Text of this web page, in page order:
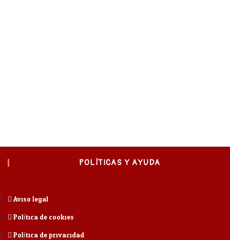
POLÍTICAS Y AYUDA
Aviso legal
Política de cookies
Política de privacidad